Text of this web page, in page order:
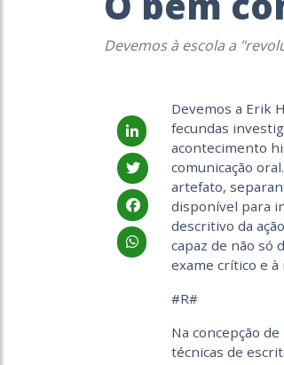
Devemos à escola a
Devemos a Erik
fecundas
acontecimento
comunicação
artefato,
disponível para
descritivo da
capaz de não só
exame crítico e
#R#
Na concepção
técnicas de